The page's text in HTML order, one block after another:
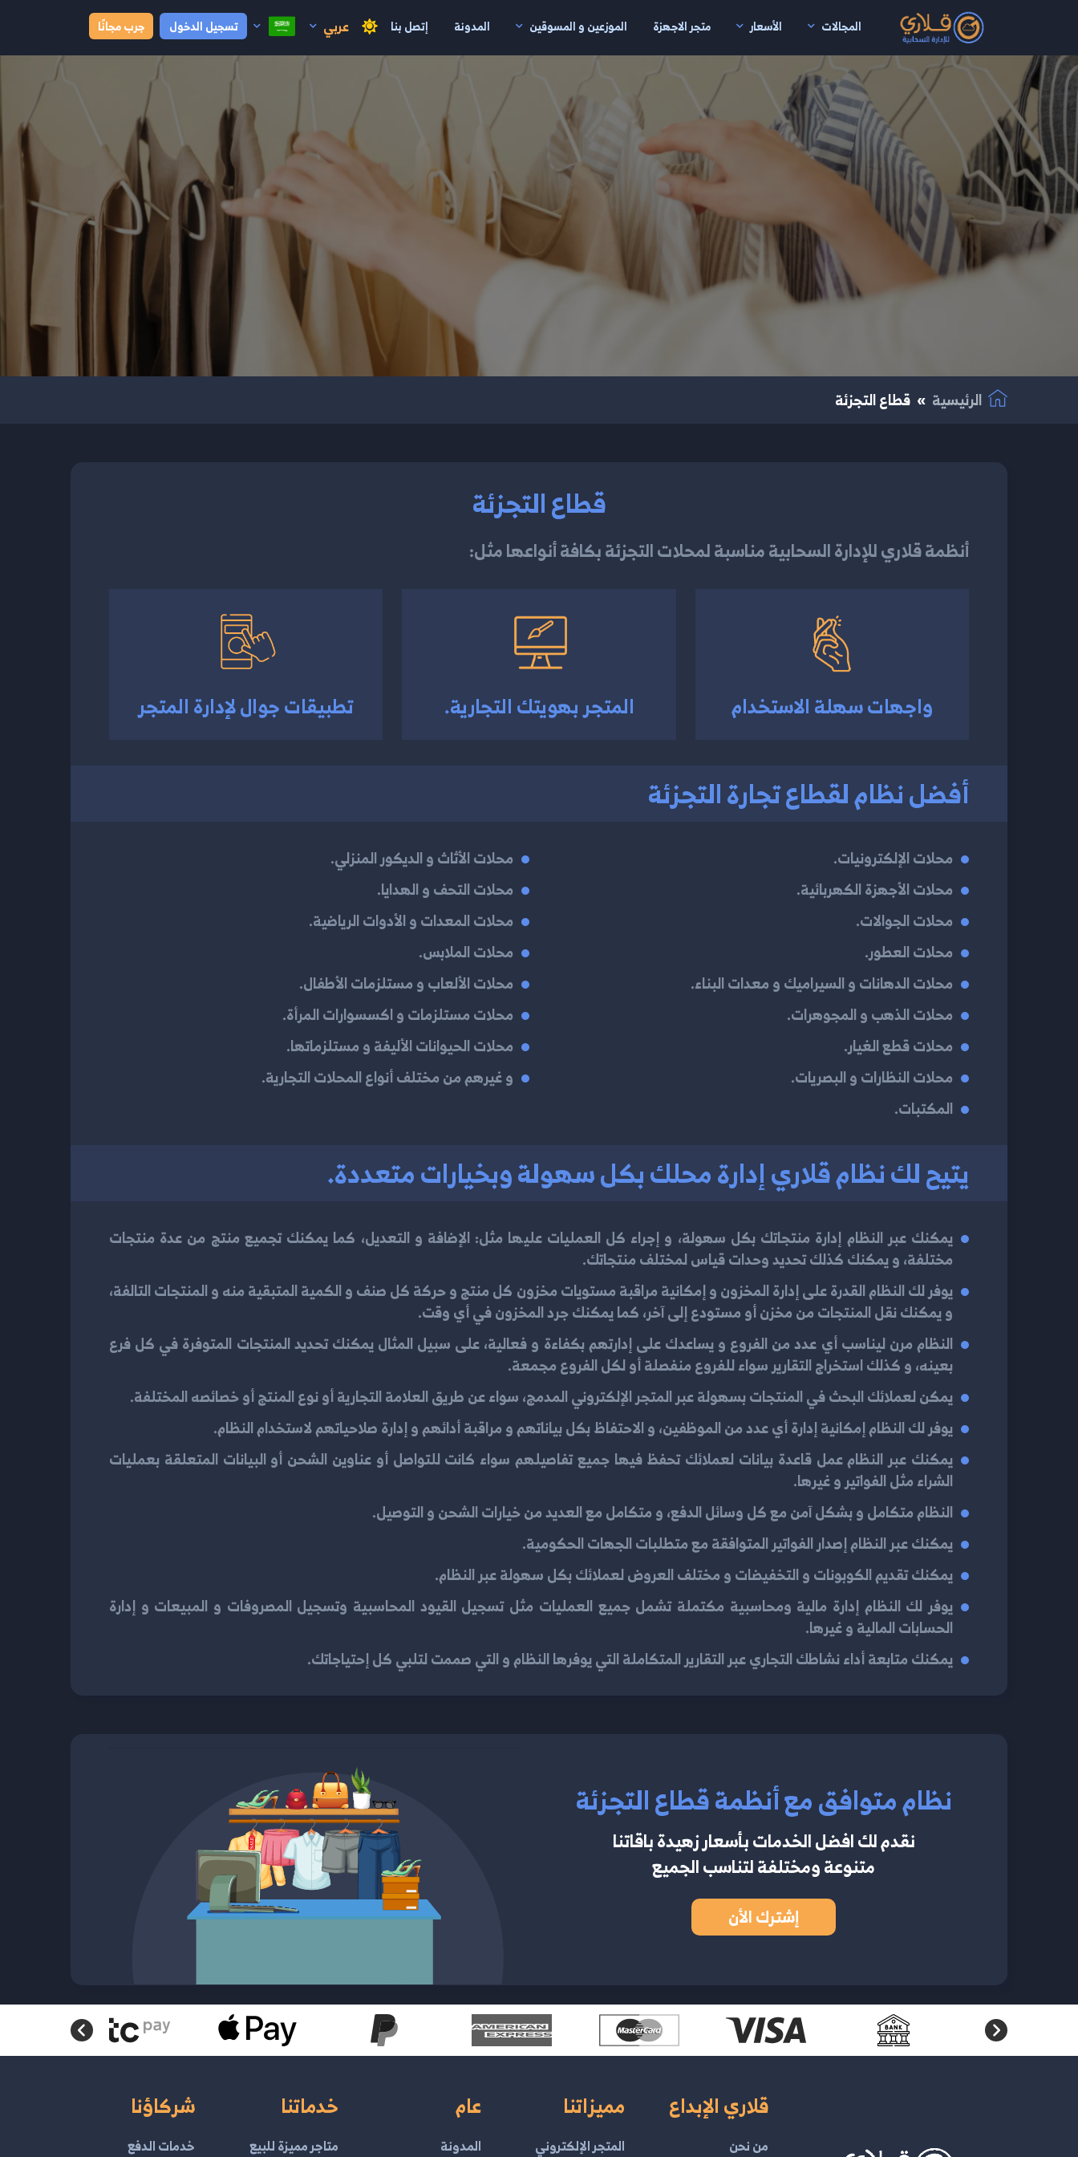
المجالات الأسعار متجر الاجهزة الموزعين و المسوقين المدونة إتصل بنا عربي تسجيل الدخول جرب مجانًا
انتقال إلى المحتوى الرئيسي
الرئيسية قطاع التجزئة
قطاع التجزئة
أنظمة قلاري للإدارة السحابية مناسبة لمحلات التجزئة بكافة أنواعها مثل:
واجهات سهلة الاستخدام المتجر بهويتك التجارية. تطبيقات جوال لإدارة المتجر
أفضل نظام لقطاع تجارة التجزئة
محلات الإلكترونيات.
محلات الأجهزة الكهربائية.
محلات الجوالات.
محلات العطور.
محلات الدهانات و السيراميك و معدات البناء.
محلات الذهب و المجوهرات.
محلات قطع الغيار.
محلات النظارات و البصريات.
المكتبات.
محلات الأثاث و الديكور المنزلي.
محلات التحف و الهدايا.
محلات المعدات و الأدوات الرياضية.
محلات الملابس.
محلات الألعاب و مستلزمات الأطفال.
محلات مستلزمات و اكسسوارات المرأة.
محلات الحيوانات الأليفة و مستلزماتها.
و غيرهم من مختلف أنواع المحلات التجارية.
يتيح لك نظام قلاري إدارة محلك بكل سهولة وبخيارات متعددة.
يمكنك عبر النظام إدارة منتجاتك بكل سهولة، و إجراء كل العمليات عليها مثل: الإضافة و التعديل، كما يمكنك تجميع منتج من عدة منتجات
مختلفة، و يمكنك كذلك تحديد وحدات قياس لمختلف منتجاتك.
يوفر لك النظام القدرة على إدارة المخزون و إمكانية مراقبة مستويات مخزون كل منتج و حركة كل صنف و الكمية المتبقية منه و المنتجات التالفة،
و يمكنك نقل المنتجات من مخزن أو مستودع إلى آخر، كما يمكنك جرد المخزون في أي وقت.
النظام مرن ليناسب أي عدد من الفروع و يساعدك على إدارتهم بكفاءة و فعالية، على سبيل المثال يمكنك تحديد المنتجات المتوفرة في كل فرع
بعينه، و كذلك استخراج التقارير سواء للفروع منفصلة أو لكل الفروع مجمعة.
يمكن لعملائك البحث في المنتجات بسهولة عبر المتجر الإلكتروني المدمج، سواء عن طريق العلامة التجارية أو نوع المنتج أو خصائصه المختلفة.
يوفر لك النظام إمكانية إدارة أي عدد من الموظفين، و الاحتفاظ بكل بياناتهم و مراقبة أدائهم و إدارة صلاحياتهم لاستخدام النظام.
يمكنك عبر النظام عمل قاعدة بيانات لعملائك تحفظ فيها جميع تفاصيلهم سواء كانت للتواصل أو عناوين الشحن أو البيانات المتعلقة بعمليات
الشراء مثل الفواتير و غيرها.
النظام متكامل و بشكل آمن مع كل وسائل الدفع، و متكامل مع العديد من خيارات الشحن و التوصيل.
يمكنك عبر النظام إصدار الفواتير المتوافقة مع متطلبات الجهات الحكومية.
يمكنك تقديم الكوبونات و التخفيضات و مختلف العروض لعملائك بكل سهولة عبر النظام.
يوفر لك النظام إدارة مالية ومحاسبية مكتملة تشمل جميع العمليات مثل تسجيل القيود المحاسبية وتسجيل المصروفات و المبيعات و إدارة
الحسابات المالية و غيرها.
يمكنك متابعة أداء نشاطك التجاري عبر التقارير المتكاملة التي يوفرها النظام و التي صممت لتلبي كل إحتياجاتك.
نظام متوافق مع أنظمة قطاع التجزئة
نقدم لك افضل الخدمات بأسعار زهيدة باقاتنا
متنوعة ومختلفة لتناسب الجميع
إشترك الأن
قلاري الإبداع
من نحن
مميزاتنا
المتجر الإلكتروني
عام
المدونة
خدماتنا
متاجر مميزة للبيع
شركاؤنا
خدمات الدفع